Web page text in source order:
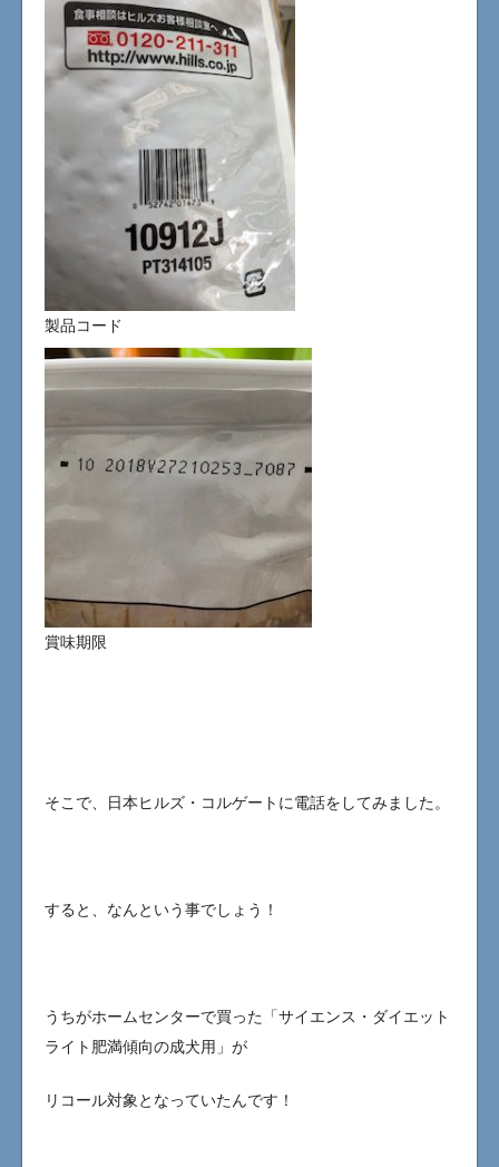
製品コード
賞味期限
そこで、日本ヒルズ・コルゲートに電話をしてみました。
すると、なんという事でしょう！
うちがホームセンターで買った「サイエンス・ダイエット
ライト肥満傾向の成犬用」が
リコール対象となっていたんです！